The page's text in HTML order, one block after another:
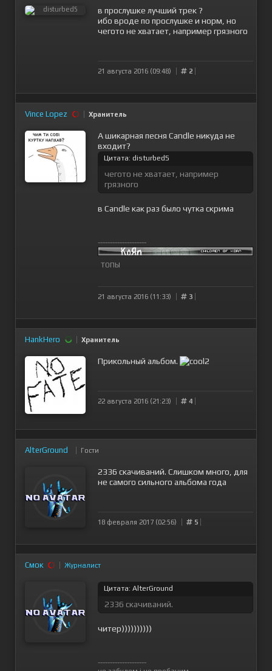
в прослушке лучший трек ?
ибо вроде по прослушке и норм, но
чегото не хватает, например грязного
21 августа 2016 (09:48) 2
Vince Lopez Хранитель
А шикарная песня Candle никуда не
входит?
Цитата: disturbed5
чегото не хватает, например
грязного
в Candle как раз было чутка скрима
--------------------
ТОПЫ
21 августа 2016 (11:33) 3
HankHero Хранитель
Прикольный альбом.
22 августа 2016 (21:23) 4
AlterGround Гости
2336 скачиваний. Слишком много, для
не самого сильного альбома года
18 февраля 2017 (02:56) 5
Смок Журналист
Цитата: AlterGround
2336 скачиваний.
читер))))))))))
--------------------